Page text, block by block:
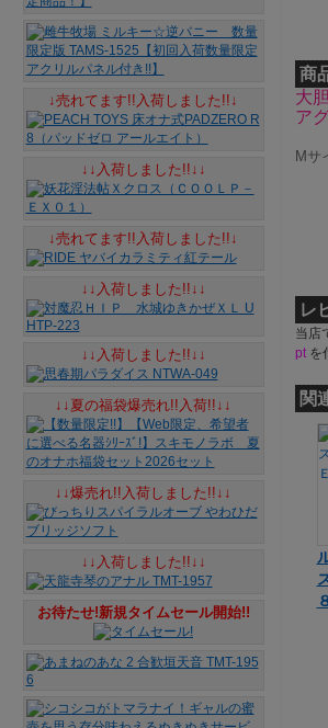
商
大
ア
Mサ
レ
当店
ptを
関
↓売れてます!!入荷しました!!↓
↓↓入荷しました!!↓↓
↓売れてます!!入荷しました!!↓
↓↓入荷しました!!↓↓
↓↓入荷しました!!↓↓
↓↓夏の福袋爆売れ!!入荷!!↓↓
↓↓爆売れ!!入荷しました!!↓↓
↓↓入荷しました!!↓↓
お待たせ!新規タイムセール開始!!